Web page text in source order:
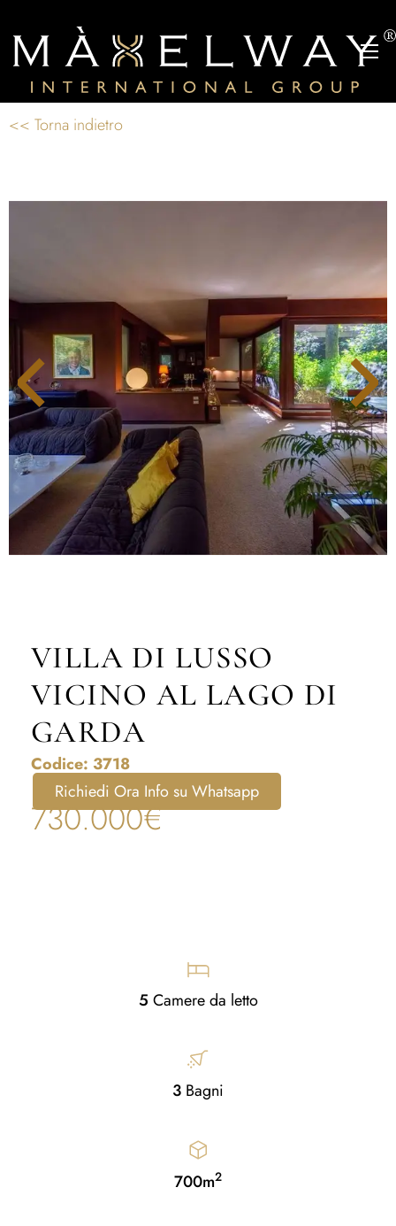
<< Torna indietro
VILLA DI LUSSO
VICINO AL LAGO DI
GARDA
Codice: 3718
Richiedi Ora Info su Whatsapp
730.000€
5 Camere da letto
3 Bagni
700m2